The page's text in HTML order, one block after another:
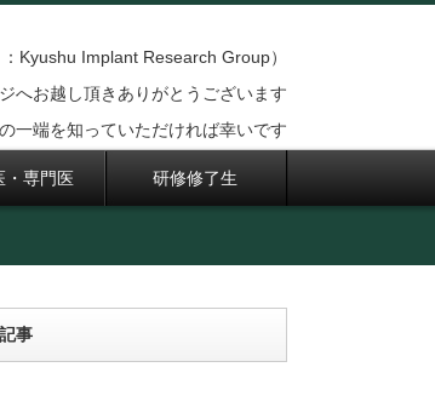
Kyushu Implant Research Group）
へお越し頂きありがとうございます
一端を知っていただければ幸いです
・専門医 研修修了生
事